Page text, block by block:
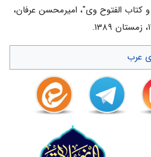
کتاب الفتوح وی"، امیرمحسن عرفان،
عرب